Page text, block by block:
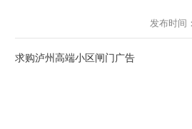
发布时间
求购泸州高端小区闸门广告